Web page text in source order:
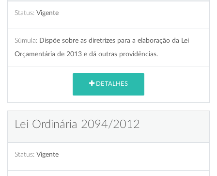
Status: Vigente
Súmula: Dispõe sobre as diretrizes para a elaboração da Lei
Orçamentária de 2013 e dá outras providências.
DETALHES
Lei Ordinária 2094/2012
Status: Vigente